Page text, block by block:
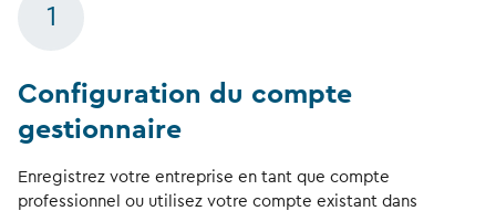
1
Configuration du compte
gestionnaire
Enregistrez votre entreprise en tant que compte
professionnel ou utilisez votre compte existant dans